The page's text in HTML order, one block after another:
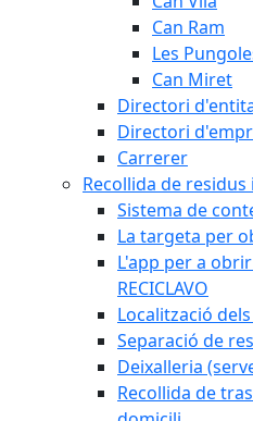
Can Ram
Les
Can Miret
Directori
Directori
Carrerer
Recollida de
Sistema de
La targeta per
L'app per a
RECICLAVO
Localització
Separació de
Deixalleria
Recollida de